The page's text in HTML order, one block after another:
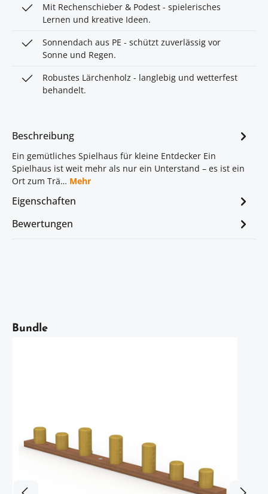
Mit Rechenschieber & Podest - spielerisches
Lernen und kreative Ideen.
Sonnendach aus PE - schützt zuverlässig vor
Sonne und Regen.
Robustes Lärchenholz - langlebig und wetterfest
behandelt.
Beschreibung
Ein gemütliches Spielhaus für kleine Entdecker Ein
Spielhaus ist weit mehr als nur ein Unterstand – es ist ein
Ort zum Trä… Mehr
Eigenschaften
Bewertungen
Artikelgalerie überspringen
Bundle